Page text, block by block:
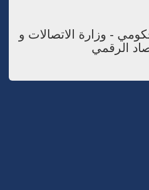
- وزارة الاتصالات و
الرقمي